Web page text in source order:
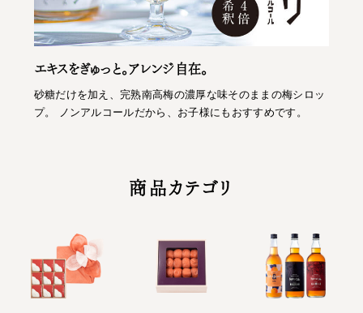
エキスをぎゅっと。アレンジ自在。
砂糖だけを加え、完熟南高梅の濃厚な味そのままの梅シロッ
プ。 ノンアルコールだから、お子様にもおすすめです。
商品カテゴリ